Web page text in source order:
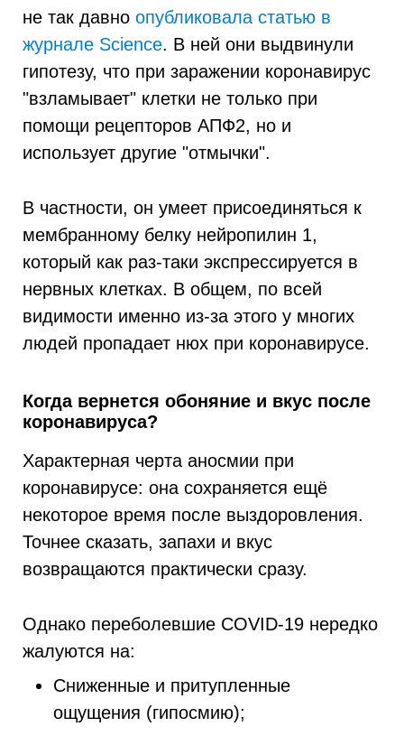
не так давно опубликовала статью в
журнале Science. В ней они выдвинули
гипотезу, что при заражении коронавирус
"взламывает" клетки не только при
помощи рецепторов АПФ2, но и
использует другие "отмычки".
В частности, он умеет присоединяться к
мембранному белку нейропилин 1,
который как раз-таки экспрессируется в
нервных клетках. В общем, по всей
видимости именно из-за этого у многих
людей пропадает нюх при коронавирусе.
Когда вернется обоняние и вкус после
коронавируса?
Характерная черта аносмии при
коронавирусе: она сохраняется ещё
некоторое время после выздоровления.
Точнее сказать, запахи и вкус
возвращаются практически сразу.
Однако переболевшие COVID-19 нередко
жалуются на:
Сниженные и притупленные
ощущения (гипосмию);